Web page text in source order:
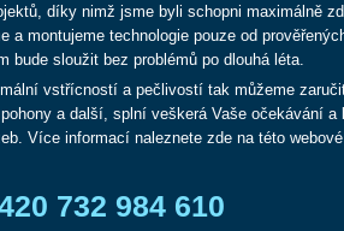
díky nimž jsme byli schopni maximálně
a montujeme technologie pouze od
bude sloužit bez problémů po dlouhá léta.
vstřícností a pečlivostí tak můžeme
a další, splní veškerá Vaše očekávání a
Více informací naleznete zde na této
732 984 610